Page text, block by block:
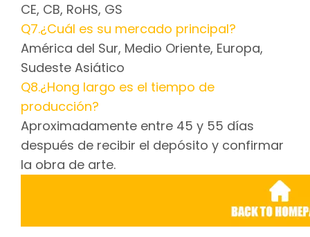
CE, CB, RoHS, GS
Q7.¿Cuál es su mercado principal?
América del Sur, Medio Oriente, Europa,
Sudeste Asiático
Q8.¿Hong largo es el tiempo de
producción?
Aproximadamente entre 45 y 55 días
después de recibir el depósito y confirmar
la obra de arte.